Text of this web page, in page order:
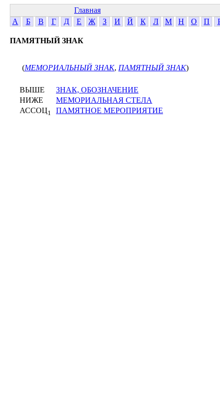
Главная
А
Б В Г Д Е Ж З И Й К Л М Н О П
ПАМЯТНЫЙ ЗНАК
(МЕМОРИАЛЬНЫЙ ЗНАК, ПАМЯТНЫЙ ЗНАК)
ВЫШЕ
ЗНАК, ОБОЗНАЧЕНИЕ
НИЖЕ
МЕМОРИАЛЬНАЯ СТЕЛА
АССОЦ1 ПАМЯТНОЕ МЕРОПРИЯТИЕ